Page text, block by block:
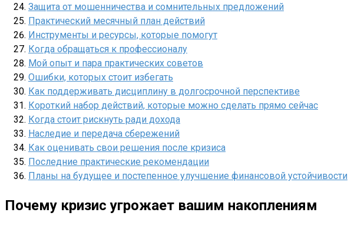
Защита от мошенничества и сомнительных предложений
Практический месячный план действий
Инструменты и ресурсы, которые помогут
Когда обращаться к профессионалу
Мой опыт и пара практических советов
Ошибки, которых стоит избегать
Как поддерживать дисциплину в долгосрочной перспективе
Короткий набор действий, которые можно сделать прямо сейчас
Когда стоит рискнуть ради дохода
Наследие и передача сбережений
Как оценивать свои решения после кризиса
Последние практические рекомендации
Планы на будущее и постепенное улучшение финансовой устойчивости
Почему кризис угрожает вашим накоплениям